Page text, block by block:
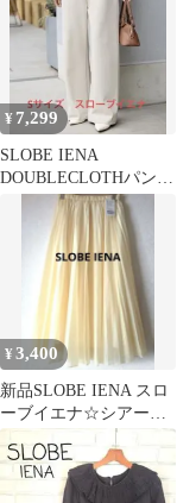
¥ 7,299
SLOBE IENA
DOUBLECLOTHパンツ
¥3,400
新品SLOBE IENA スロ
ーブイエナ☆シアープ
リーツスカート イエロ
ー